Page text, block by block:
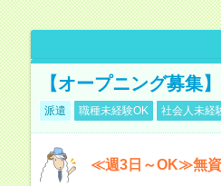
【オープニング募集
派遣 職種未経験OK 社会人未経
≪週3日～OK≫無資